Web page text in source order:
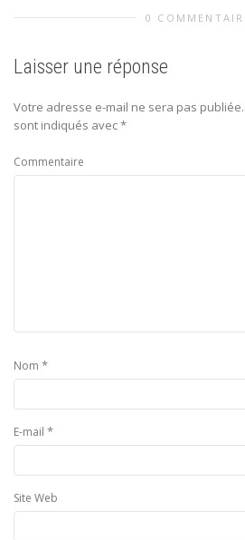
0
Laisser une réponse
Votre adresse e-mail ne sera pas publiée.
sont indiqués avec*
Commentaire
Nom *
E-mail *
Site Web